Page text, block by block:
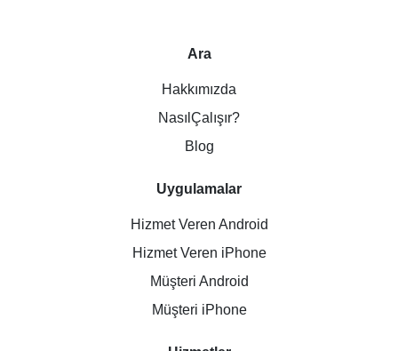
Ara
Hakkımızda
NasılÇalışır?
Blog
Uygulamalar
Hizmet Veren Android
Hizmet Veren iPhone
Müşteri Android
Müşteri iPhone